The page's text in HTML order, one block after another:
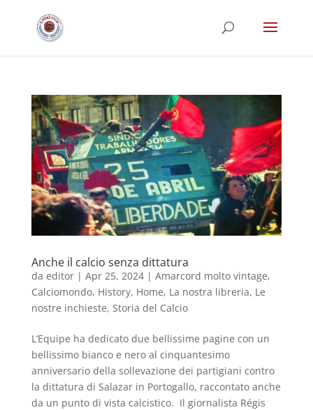
Anche il calcio senza dittatura
da editor| Apr 25, 2024| Amarcord molto vintage,
Calciomondo, History, Home, La nostra libreria, Le
nostre inchieste, Storia del Calcio
L’Equipe ha dedicato due bellissime pagine con un
bellissimo bianco e nero al cinquantesimo
anniversario della sollevazione dei partigiani contro
la dittatura di Salazar in Portogallo, raccontato anche
da un punto di vista calcistico. Il giornalista Régis